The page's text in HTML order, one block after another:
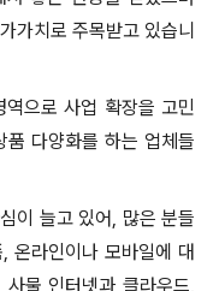
가치로 주목받고 있습니
으로 사업 확장을 고민
다양화를 하는 업체들
이 늘고 있어, 많은 분들
온라인이나 모바일에 대
물 인터넷과 클라우드,